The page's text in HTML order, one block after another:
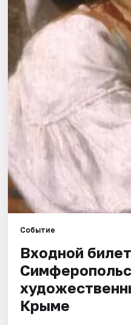
Событие
Входной
Крыме